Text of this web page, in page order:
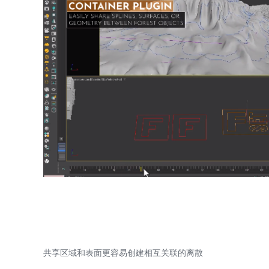
共享区域和表面更容易创建相互关联的离散